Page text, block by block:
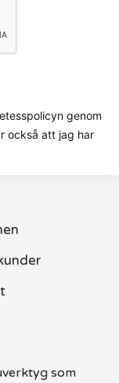
genom
också att jag har
som